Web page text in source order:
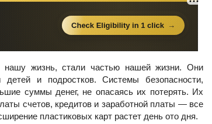
нашу жизнь, стали частью нашей жизни. Они
и подростков. Системы безопасности,
суммы денег, не опасаясь их потерять. Их
счетов, кредитов и заработной платы — все
пластиковых карт растет день ото дня.